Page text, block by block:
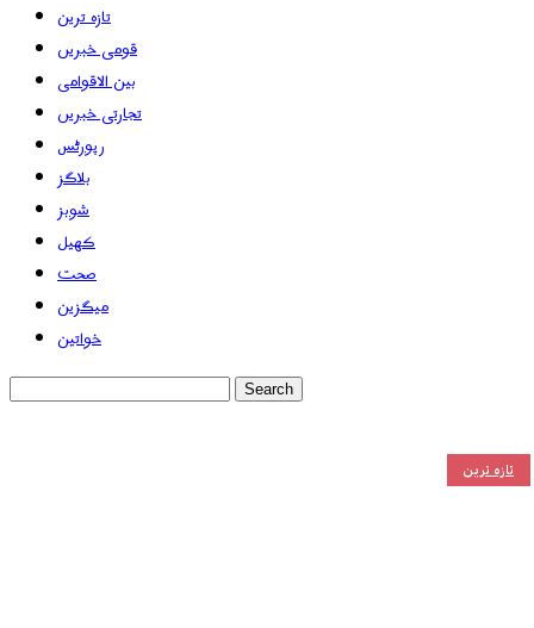
تازہ ترین
قومی خبریں
بین الاقوامی
تجارتی خبریں
رپورٹس
بلاگز
شوبز
کھیل
صحت
میگزین
خواتین
تازہ ترین